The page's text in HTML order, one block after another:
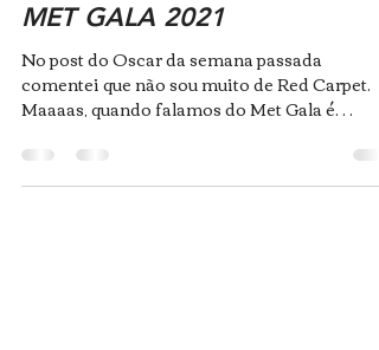
MET GALA 2021
No post do Oscar da semana passada
comentei que não sou muito de Red Carpet.
Maaaas, quando falamos do Met Gala é